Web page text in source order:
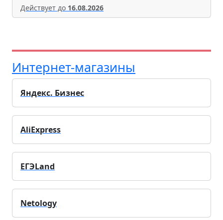
Действует до 16.08.2026
Интернет-магазины
Яндекс. Бизнес
AliExpress
ЕГЭLand
Netology